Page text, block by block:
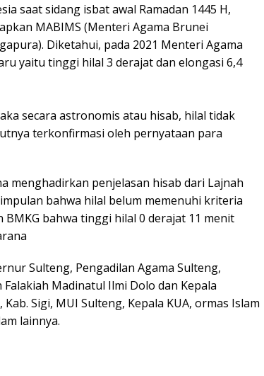
saat sidang isbat awal Ramadan 1445 H,
MABIMS (Menteri Agama Brunei
Diketahui, pada 2021 Menteri Agama
yaitu tinggi hilal 3 derajat dan elongasi 6,4
secara astronomis atau hisab, hilal tidak
terkonfirmasi oleh pernyataan para
menghadirkan penjelasan hisab dari Lajnah
bahwa hilal belum memenuhi kriteria
bahwa tinggi hilal 0 derajat 11 menit
Sulteng, Pengadilan Agama Sulteng,
Madinatul Ilmi Dolo dan Kepala
Sigi, MUI Sulteng, Kepala KUA, ormas Islam
lainnya.